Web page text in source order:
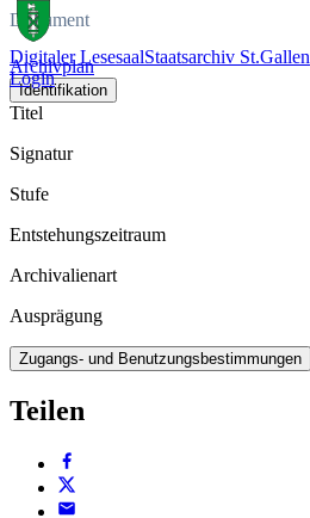
Digitaler LesesaalStaatsarchiv St.Gallen
Login
Dokument
Archivplan
Identifikation
Titel
Signatur
Stufe
Entstehungszeitraum
Archivalienart
Ausprägung
Zugangs- und Benutzungsbestimmungen
Teilen